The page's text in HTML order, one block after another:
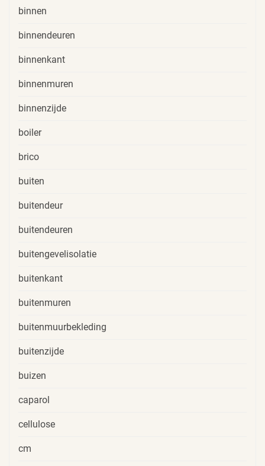
binnen
binnendeuren
binnenkant
binnenmuren
binnenzijde
boiler
brico
buiten
buitendeur
buitendeuren
buitengevelisolatie
buitenkant
buitenmuren
buitenmuurbekleding
buitenzijde
buizen
caparol
cellulose
cm